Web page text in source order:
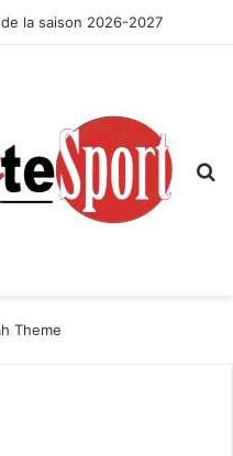
la saison 2026-2027